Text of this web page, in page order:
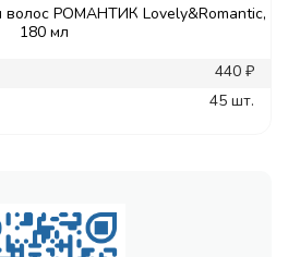
волос РОМАНТИК Lovely&Romantic,
180 мл
440 ₽
45 шт.